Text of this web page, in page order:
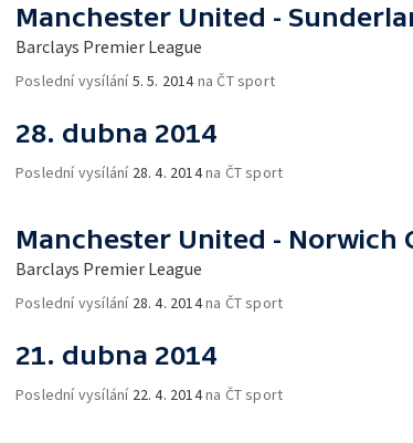
Manchester United -
Barclays Premier League
Poslední vysílání5. 5. 2014na ČT sport
28. dubna 2014
Poslední vysílání 28. 4. 2014na ČT sport
Manchester United - Norwich
Barclays Premier League
Poslední vysílání 28. 4. 2014na ČT sport
21. dubna 2014
Poslední vysílání 22. 4. 2014na ČT sport